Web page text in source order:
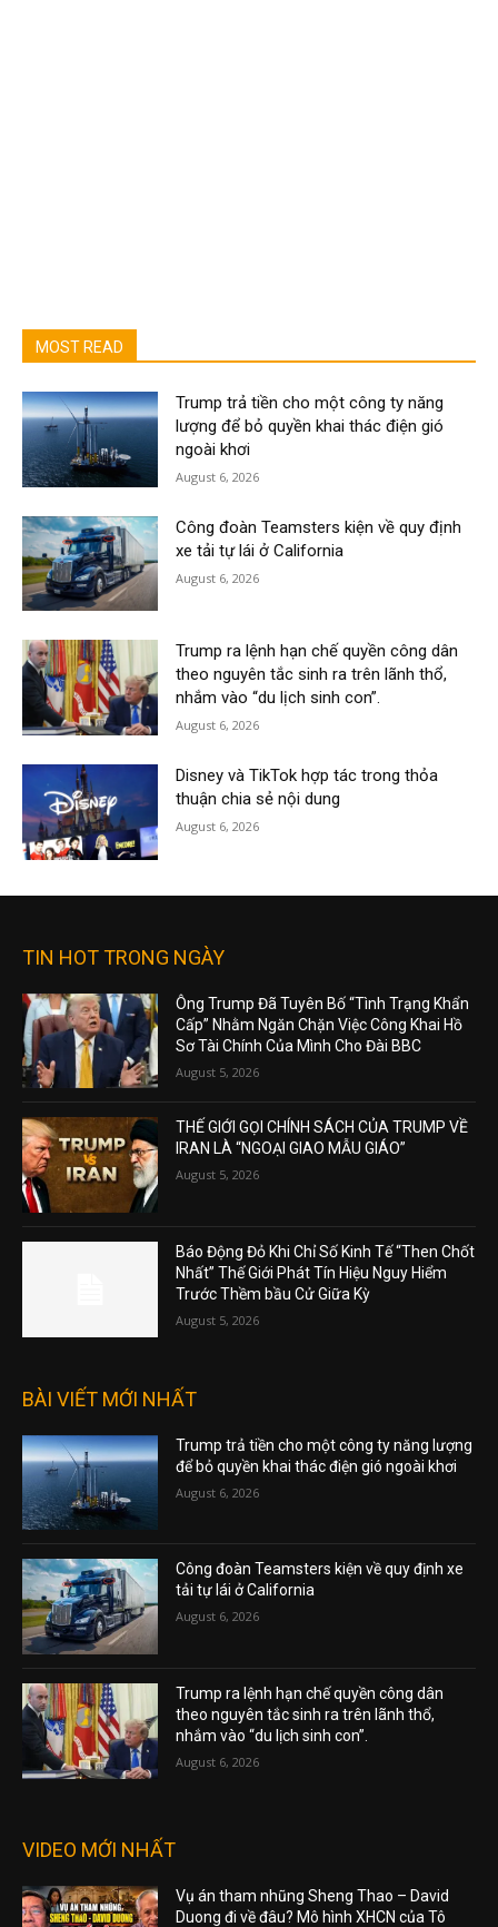
MOST READ
Trump trả tiền cho một công ty năng
lượng để bỏ quyền khai thác điện gió
ngoài khơi
August 6, 2026
Công đoàn Teamsters kiện về quy định
xe tải tự lái ở California
August 6, 2026
Trump ra lệnh hạn chế quyền công dân
theo nguyên tắc sinh ra trên lãnh thổ,
nhắm vào “du lịch sinh con”.
August 6, 2026
Disney và TikTok hợp tác trong thỏa
thuận chia sẻ nội dung
August 6, 2026
TIN HOT TRONG NGÀY
Ông Trump Đã Tuyên Bố “Tình Trạng Khẩn
Cấp” Nhằm Ngăn Chặn Việc Công Khai Hồ
Sơ Tài Chính Của Mình Cho Đài BBC
August 5, 2026
THẾ GIỚI GỌI CHÍNH SÁCH CỦA TRUMP VỀ
IRAN LÀ “NGOẠI GIAO MẪU GIÁO”
August 5, 2026
Báo Động Đỏ Khi Chỉ Số Kinh Tế “Then Chốt
Nhất” Thế Giới Phát Tín Hiệu Nguy Hiểm
Trước Thềm bầu Cử Giữa Kỳ
August 5, 2026
BÀI VIẾT MỚI NHẤT
Trump trả tiền cho một công ty năng lượng
để bỏ quyền khai thác điện gió ngoài khơi
August 6, 2026
Công đoàn Teamsters kiện về quy định xe
tải tự lái ở California
August 6, 2026
Trump ra lệnh hạn chế quyền công dân
theo nguyên tắc sinh ra trên lãnh thổ,
nhắm vào “du lịch sinh con”.
August 6, 2026
VIDEO MỚI NHẤT
Vụ án tham nhũng Sheng Thao – David
Duong đi về đâu? Mô hình XHCN của Tô